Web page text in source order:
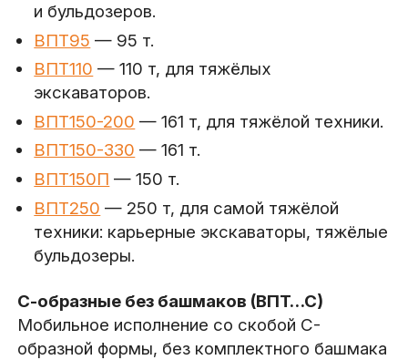
и бульдозеров.
ВПТ95 — 95 т.
ВПТ110 — 110 т, для тяжёлых
экскаваторов.
ВПТ150-200 — 161 т, для тяжёлой техники.
ВПТ150-330 — 161 т.
ВПТ150П — 150 т.
ВПТ250 — 250 т, для самой тяжёлой
техники: карьерные экскаваторы, тяжёлые
бульдозеры.
С-образные без башмаков (ВПТ…С)
Мобильное исполнение со скобой С-
образной формы, без комплектного башмака